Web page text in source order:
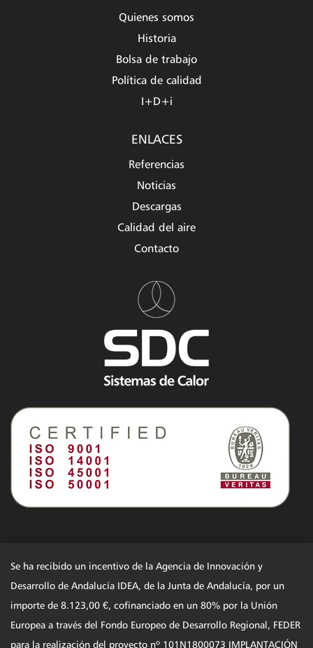
Quienes somos
Historia
Bolsa de trabajo
Política de calidad
I+D+i
ENLACES
Referencias
Noticias
Descargas
Calidad del aire
Contacto
Se ha recibido un incentivo de la Agencia de Innovación y
Desarrollo de Andalucía IDEA, de la Junta de Andalucía, por un
importe de 8.123,00 €, cofinanciado en un 80% por la Unión
Europea a través del Fondo Europeo de Desarrollo Regional, FEDER
para la realización del proyecto nº 101N1800073 IMPLANTACIÓN